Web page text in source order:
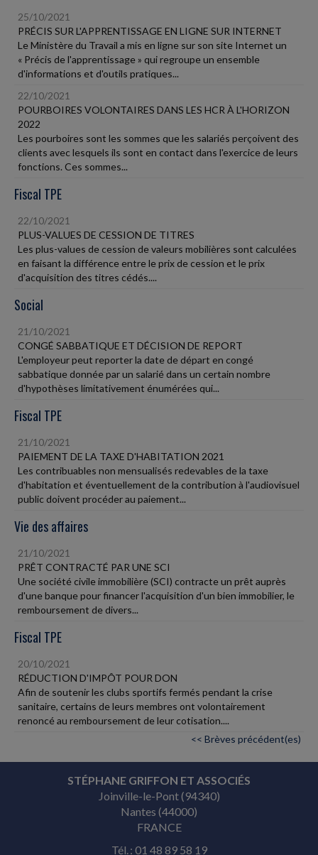
25/10/2021
PRÉCIS SUR L'APPRENTISSAGE EN LIGNE SUR INTERNET
Le Ministère du Travail a mis en ligne sur son site Internet un
« Précis de l'apprentissage » qui regroupe un ensemble
d'informations et d'outils pratiques...
22/10/2021
POURBOIRES VOLONTAIRES DANS LES HCR À L'HORIZON
2022
Les pourboires sont les sommes que les salariés perçoivent des
clients avec lesquels ils sont en contact dans l'exercice de leurs
fonctions. Ces sommes...
Fiscal TPE
22/10/2021
PLUS-VALUES DE CESSION DE TITRES
Les plus-values de cession de valeurs mobilières sont calculées
en faisant la différence entre le prix de cession et le prix
d'acquisition des titres cédés....
Social
21/10/2021
CONGÉ SABBATIQUE ET DÉCISION DE REPORT
L'employeur peut reporter la date de départ en congé
sabbatique donnée par un salarié dans un certain nombre
d'hypothèses limitativement énumérées qui...
Fiscal TPE
21/10/2021
PAIEMENT DE LA TAXE D'HABITATION 2021
Les contribuables non mensualisés redevables de la taxe
d'habitation et éventuellement de la contribution à l'audiovisuel
public doivent procéder au paiement...
Vie des affaires
21/10/2021
PRÊT CONTRACTÉ PAR UNE SCI
Une société civile immobilière (SCI) contracte un prêt auprès
d'une banque pour financer l'acquisition d'un bien immobilier, le
remboursement de divers...
Fiscal TPE
20/10/2021
RÉDUCTION D'IMPÔT POUR DON
Afin de soutenir les clubs sportifs fermés pendant la crise
sanitaire, certains de leurs membres ont volontairement
renoncé au remboursement de leur cotisation....
<< Brèves précédent(es)
STÉPHANE GRIFFON ET ASSOCIÉS
Joinville-le-Pont (94340)
Nantes (44000)
FRANCE
Tél. : 01 48 89 58 19